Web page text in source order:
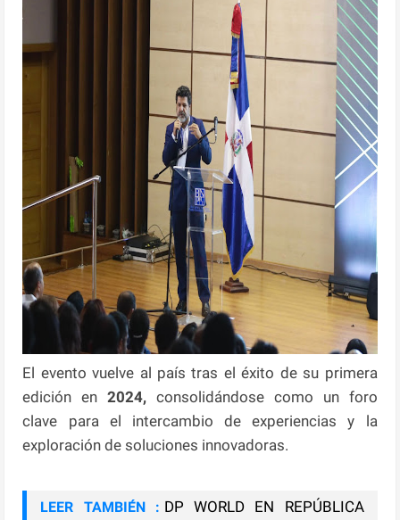
El evento vuelve al país tras el éxito de su primera
edición en2024,consolidándose como un foro
clave para el intercambio de experiencias y la
exploración de soluciones innovadoras.
LEER TAMBIÉN : DP WORLD EN REPÚBLICA